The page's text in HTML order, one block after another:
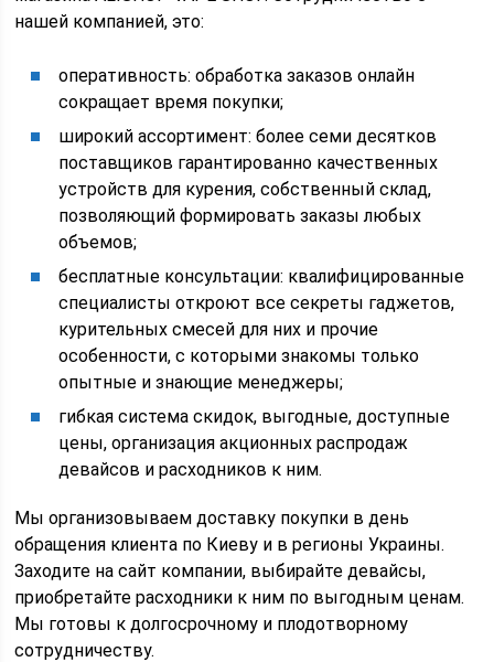
нашей компанией, это:
оперативность: обработка заказов онлайн
сокращает время покупки;
широкий ассортимент: более семи десятков
поставщиков гарантированно качественных
устройств для курения, собственный склад,
позволяющий формировать заказы любых
объемов;
бесплатные консультации: квалифицированные
специалисты откроют все секреты гаджетов,
курительных смесей для них и прочие
особенности, с которыми знакомы только
опытные и знающие менеджеры;
гибкая система скидок, выгодные, доступные
цены, организация акционных распродаж
девайсов и расходников к ним.
Мы организовываем доставку покупки в день
обращения клиента по Киеву и в регионы Украины.
Заходите на сайт компании, выбирайте девайсы,
приобретайте расходники к ним по выгодным ценам.
Мы готовы к долгосрочному и плодотворному
сотрудничеству.